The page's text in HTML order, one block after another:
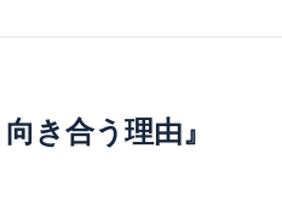
き合う理由』